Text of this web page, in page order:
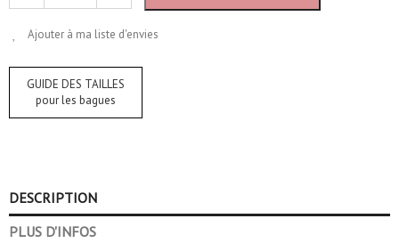
Ajouter à ma liste d'envies
GUIDE DES TAILLES
pour les bagues
DESCRIPTION
PLUS D'INFOS